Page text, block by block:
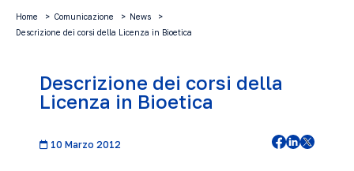
Home Comunicazione
News
Descrizione dei corsi della Licenza in Bioetica
Descrizione dei corsi della
Licenza in Bioetica
10 Marzo 2012